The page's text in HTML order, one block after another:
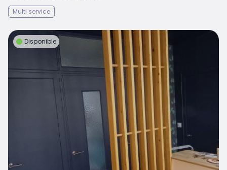
Multi service
Disponible